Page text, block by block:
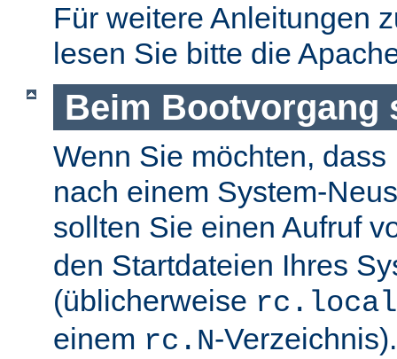
Für weitere Anleitungen
lesen Sie bitte die
Beim Bootvorgang
Wenn Sie möchten,
nach einem System-
sollten Sie einen Aufruf
den Startdateien Ihres
(üblicherweise rc.local
einem rc.N-